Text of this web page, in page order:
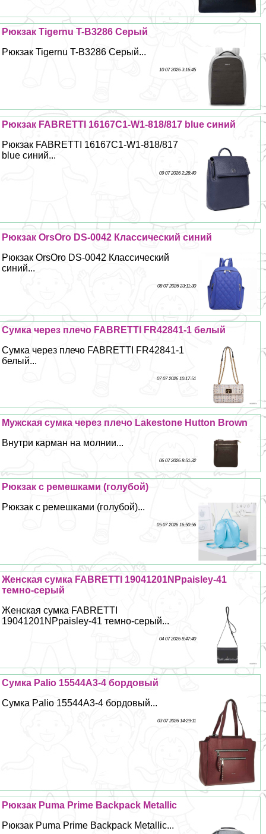
Рюкзак Tigernu T-B3286 Серый
Рюкзак Tigernu T-B3286 Серый...
10 07 2026 3:16:45
Рюкзак FABRETTI 16167C1-W1-818/817 blue синий
Рюкзак FABRETTI 16167C1-W1-818/817
blue синий...
09 07 2026 2:28:40
Рюкзак OrsOro DS-0042 Классический синий
Рюкзак OrsOro DS-0042 Классический
синий...
08 07 2026 23:11:30
Сумка через плечо FABRETTI FR42841-1 белый
Сумка через плечо FABRETTI FR42841-1
белый...
07 07 2026 10:17:51
Мужская сумка через плечо Lakestone Hutton Brown
Внутри карман на молнии...
06 07 2026 8:51:32
Рюкзак с ремешками (гoлyбой)
Рюкзак с ремешками (гoлyбой)...
05 07 2026 16:50:56
Женская сумка FABRETTI 19041201NPpaisley-41
темно-серый
Женская сумка FABRETTI
19041201NPpaisley-41 темно-серый...
04 07 2026 8:47:40
Сумка Palio 15544A3-4 бордовый
Сумка Palio 15544A3-4 бордовый...
03 07 2026 14:29:11
Рюкзак Puma Prime Backpack Metallic
Рюкзак Puma Prime Backpack Metallic...